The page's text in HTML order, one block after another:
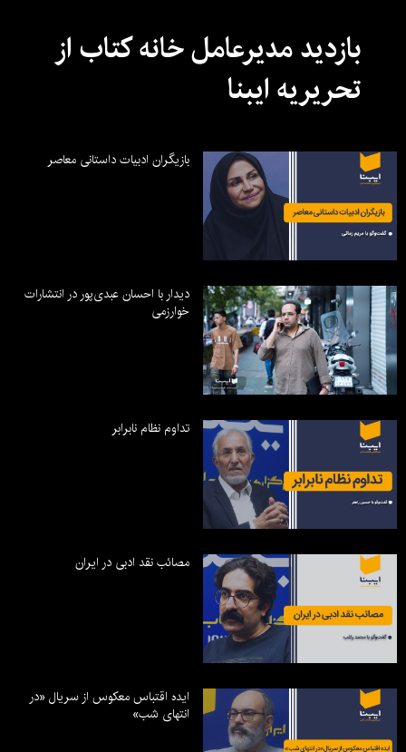
بازدید مدیرعامل خانه کتاب از
تحریریه ایبنا
بازیگران ادبیات داستانی معاصر
دیدار با احسان عبدی‌پور در انتشارات
خوارزمی
تداوم نظام نابرابر
مصائب نقد ادبی در ایران
ایده اقتباس معکوس از سریال «در
انتهای شب»